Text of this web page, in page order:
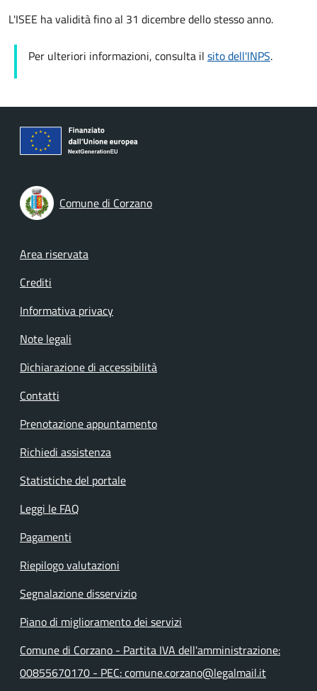
L'ISEE ha validità fino al 31 dicembre dello stesso anno.
Per ulteriori informazioni, consulta il sito dell'INPS.
Comune di Corzano
Footer menu
Area riservata
Crediti
Informativa privacy
Note legali
Dichiarazione di accessibilità
Contatti
Prenotazione appuntamento
Richiedi assistenza
Statistiche del portale
Leggi le FAQ
Pagamenti
Riepilogo valutazioni
Segnalazione disservizio
Piano di miglioramento dei servizi
Comune di Corzano - Partita IVA dell'amministrazione:
00855670170 - PEC: comune.corzano@legalmail.it